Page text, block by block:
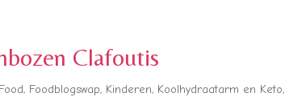
Clafoutis
, Foodblogswap, Kinderen, Koolhydraatarm en Keto,